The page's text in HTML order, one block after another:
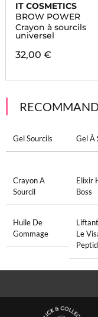
IT COSMETICS
BROW POWER
Crayon à sourcils
universel
32,00 €
Gel Sourcils Gel À
Crayon A
Sourcil
Elixir
Boss
Huile De
Gommage
Le